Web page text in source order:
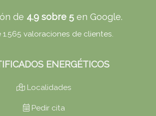
de 4.9 sobre 5 en Google.
1.565 valoraciones de clientes.
ENERGÉTICOS
Localidades
Pedir cita